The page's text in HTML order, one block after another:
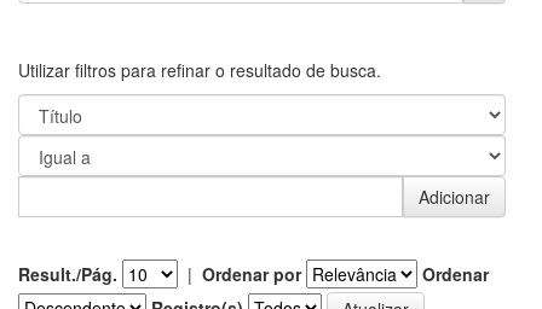
Utilizar filtros para refinar o resultado de busca.
Result./Pág. | Ordenar por
Ordenar